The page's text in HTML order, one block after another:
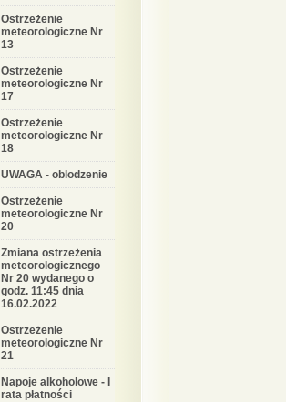
Ostrzeżenie
meteorologiczne Nr
13
Ostrzeżenie
meteorologiczne Nr
17
Ostrzeżenie
meteorologiczne Nr
18
UWAGA - oblodzenie
Ostrzeżenie
meteorologiczne Nr
20
Zmiana ostrzeżenia
meteorologicznego
Nr 20 wydanego o
godz. 11:45 dnia
16.02.2022
Ostrzeżenie
meteorologiczne Nr
21
Napoje alkoholowe - I
rata płatności